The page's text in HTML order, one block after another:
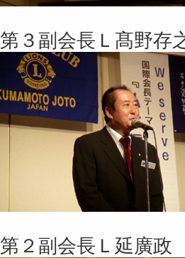
第３副会長Ｌ髙野存
第２副会長Ｌ延廣